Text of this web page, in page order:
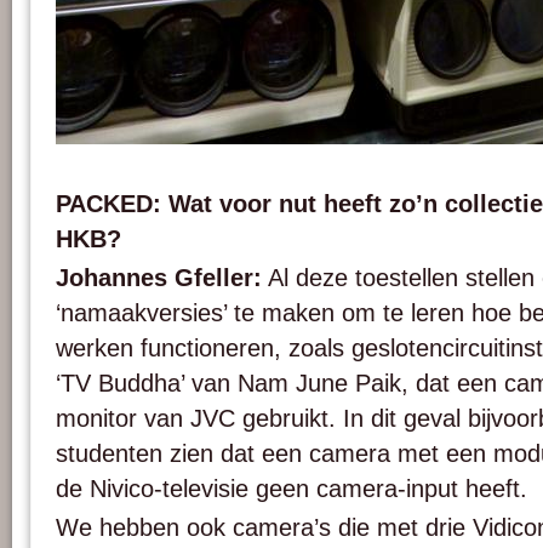
PACKED: Wat voor nut heeft zo’n
HKB?
Johannes Gfeller: Al deze toestellen
‘namaakversies’ te maken om te leren hoe
werken functioneren, zoals
‘TV Buddha’ van Nam June Paik, dat een
monitor van JVC gebruikt. In dit geval
studenten zien dat een camera met een
de Nivico-televisie geen camera-input heeft.
We hebben ook camera’s die met drie